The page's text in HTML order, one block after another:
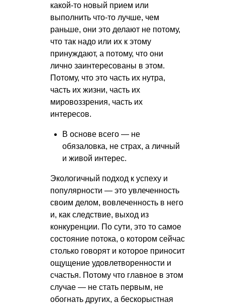
какой-то новый прием или
выполнить что-то лучше, чем
раньше, они это делают не потому,
что так надо или их к этому
принуждают, а потому, что они
лично заинтересованы в этом.
Потому, что это часть их нутра,
часть их жизни, часть их
мировоззрения, часть их
интересов.
В основе всего — не
обязаловка, не страх, а личный
и живой интерес.
Экологичный подход к успеху и
популярности — это увлеченность
своим делом, вовлеченность в него
и, как следствие, выход из
конкуренции. По сути, это то самое
состояние потока, о котором сейчас
столько говорят и которое приносит
ощущение удовлетворенности и
счастья. Потому что главное в этом
случае — не стать первым, не
обогнать других, а бескорыстная